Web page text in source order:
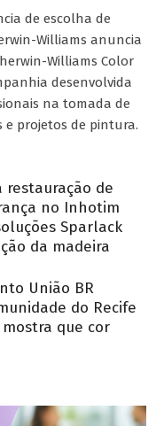
de escolha de
Williams anuncia
Williams Color
desenvolvida
na tomada de
e projetos de pintura.
restauração de
no Inhotim
Sparlack
da madeira
União BR
do Recife
que cor